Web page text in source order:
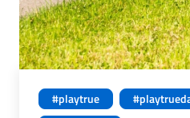
#playtrue